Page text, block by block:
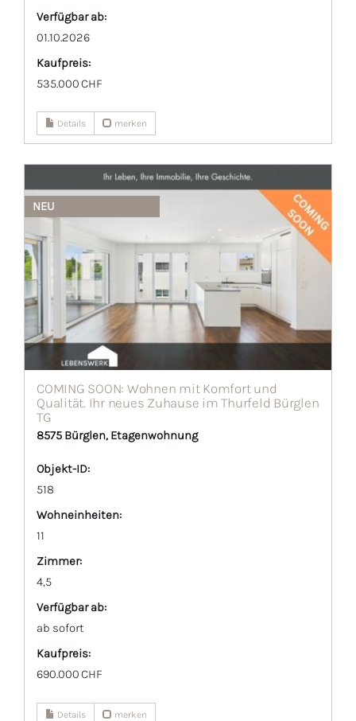
Verfügbar ab:
01.10.2026
Kaufpreis:
535.000 CHF
Details merken
NEU
COMING SOON: Wohnen mit Komfort und
Qualität. Ihr neues Zuhause im Thurfeld Bürglen
TG
8575 Bürglen, Etagenwohnung
Objekt-ID:
518
Wohneinheiten:
11
Zimmer:
4,5
Verfügbar ab:
ab sofort
Kaufpreis:
690.000 CHF
Details merken